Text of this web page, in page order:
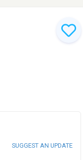
SUGGEST AN UPDATE